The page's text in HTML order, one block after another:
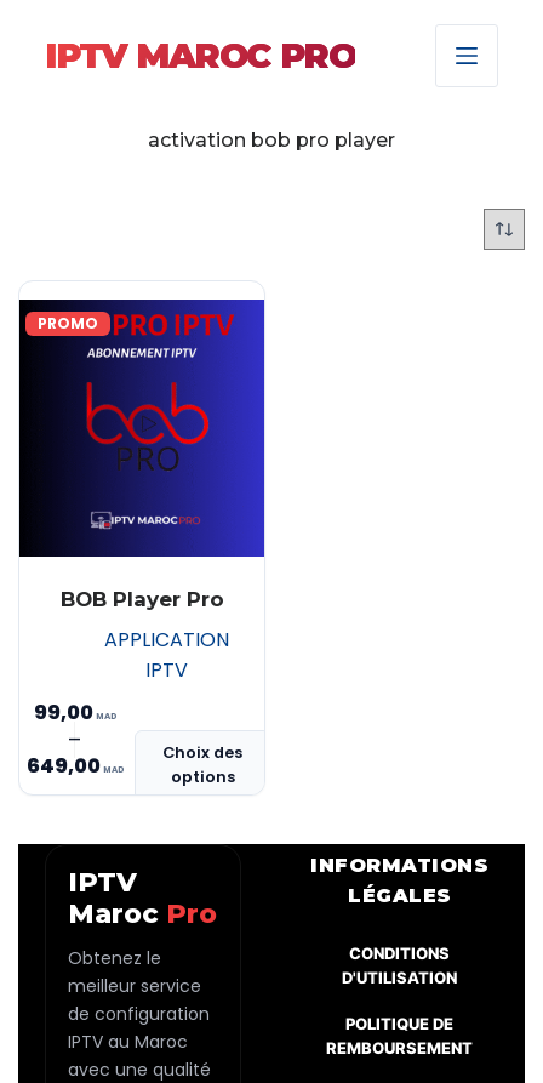
IPTV MAROC PRO
activation bob pro player
PROMO
BOB Player Pro
APPLICATION
IPTV
99,00
–
649,00
Plage
de
à
MAD 649,00
Choix des
options
produit
a
options
peuvent
choisies
IPTV
Maroc Pro
Obtenez le
meilleur service
de configuration
IPTV au Maroc
avec une qualité
INFORMATIONS
LÉGALES
CONDITIONS
D'UTILISATION
POLITIQUE DE
REMBOURSEMENT